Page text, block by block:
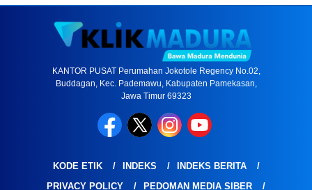
KANTOR PUSAT Perumahan Jokotole Regency No.02,
Buddagan, Kec. Pademawu, Kabupaten Pamekasan,
Jawa Timur 69323
KODE ETIK INDEKS
INDEKS BERITA
PRIVACY POLICY
PEDOMAN MEDIA SIBER